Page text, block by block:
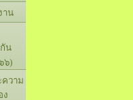
าน
น
๖)
วาม
ง